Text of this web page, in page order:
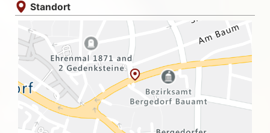
Standort